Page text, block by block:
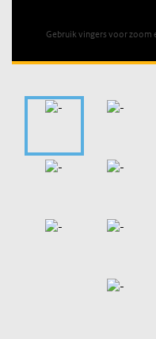
Gebruik vingers voor zoom